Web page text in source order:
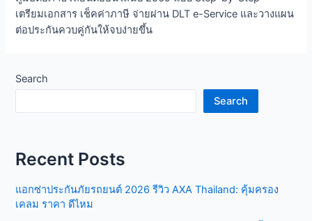
เตรียมเอกสาร เช็คค่าภาษี จ่ายผ่าน DLT e-Service และวางแผน
ต่อประกันควบคู่กันให้จบง่ายขึ้น
Search
Search
Recent Posts
แอกซ่าประกันภัยรถยนต์ 2026 รีวิว AXA Thailand: คุ้มครอง
เคลม ราคา ดีไหม